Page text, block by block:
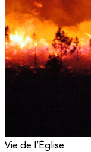
Vie de l’Église